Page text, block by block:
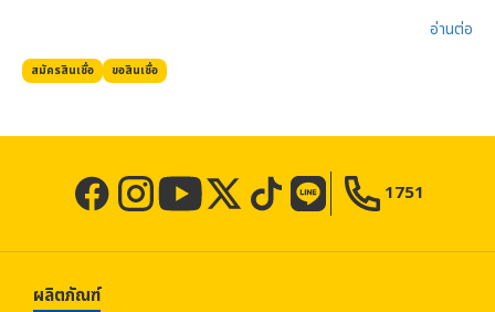
สมัครสินเชื่อ ขอสินเชื่อ
อ่านต่อ​
1751
ผลิตภัณฑ์